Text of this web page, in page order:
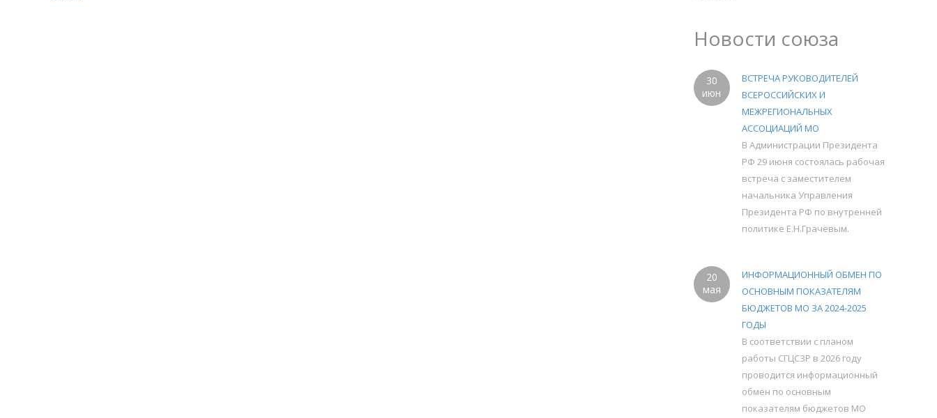
Новости союза
30
июн
ВСТРЕЧА РУКОВОДИТЕЛЕЙ
ВСЕРОССИЙСКИХ И
МЕЖРЕГИОНАЛЬНЫХ
АССОЦИАЦИЙ МО
В Администрации Президента
РФ 29 июня состоялась рабочая
встреча с заместителем
начальника Управления
Президента РФ по внутренней
политике Е.Н.Грачёвым.
20
мая
ИНФОРМАЦИОННЫЙ ОБМЕН ПО
ОСНОВНЫМ ПОКАЗАТЕЛЯМ
БЮДЖЕТОВ МО ЗА 2024-2025
ГОДЫ
В соответствии с планом
работы СГЦСЗР в 2026 году
проводится информационный
обмен по основным
показателям бюджетов МО